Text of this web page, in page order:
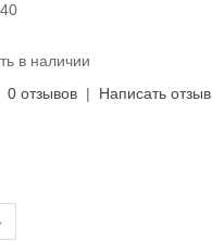
в наличии
0 отзывов | Написать отзыв